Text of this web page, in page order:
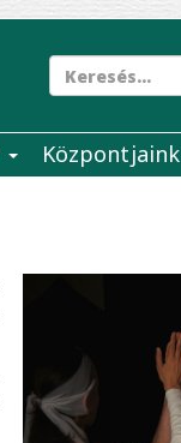
Központjaink